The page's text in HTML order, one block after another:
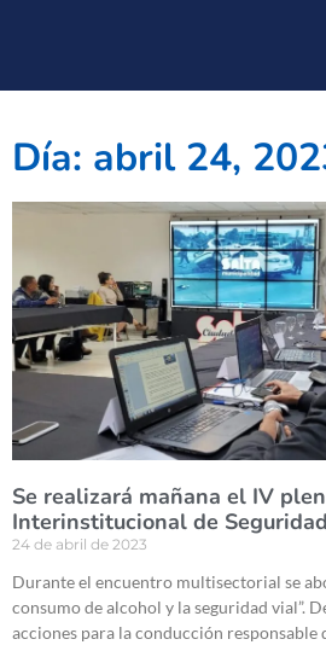
Día: abril 24,
Se realizará mañana el IV
Interinstitucional de
24 de abril de 2023
Durante el encuentro multisectorial se
consumo de alcohol y la seguridad vial”.
acciones para la conducción